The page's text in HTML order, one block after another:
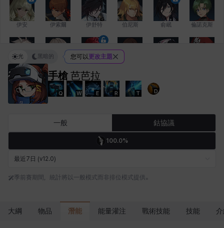
伊安 伊索爾 伊舒特 伯尼斯 俞岷 倫諾克斯
傑琪 克雷弗
妮婭 妮琪 威廉 娜汀 尤斯蒂娜 布萊爾
手槍 芭芭拉
Q W E R T D
光 黑暗的 您可以更改主題
一般 鈷協議
100.0%
最近7日 (v12.0)
季前賽期間，統計將以一般模式而非排位模式提供。
大綱 物品 潛能 能量灌注 戰術技能 技能